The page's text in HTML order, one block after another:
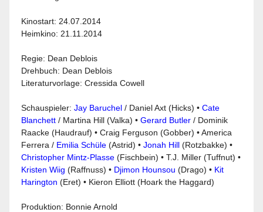
Kinostart: 24.07.2014
Heimkino: 21.11.2014
Regie: Dean Deblois
Drehbuch: Dean Deblois
Literaturvorlage: Cressida Cowell
Schauspieler:Jay Baruchel / Daniel Axt (Hicks) •Cate
Blanchett / Martina Hill (Valka) •Gerard Butler / Dominik
Raacke (Haudrauf) • Craig Ferguson (Gobber) • America
Ferrera / Emilia Schüle (Astrid) •Jonah Hill (Rotzbakke) •
Christopher Mintz-Plasse (Fischbein) • T.J. Miller (Tuffnut) •
Kristen Wiig (Raffnuss) • Djimon Hounsou (Drago) • Kit
Harington (Eret) • Kieron Elliott (Hoark the Haggard)
Produktion: Bonnie Arnold